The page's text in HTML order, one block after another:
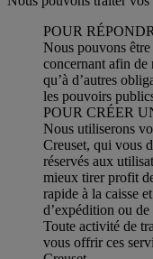
POUR
Nous pouvons être
concernant afin de
qu’à d’autres
les pouvoirs
POUR CRÉER
Nous utiliserons
Creuset, qui vous
réservés aux
mieux tirer profit
rapide à la caisse
d’expédition ou
Toute activité de
vous offrir ces